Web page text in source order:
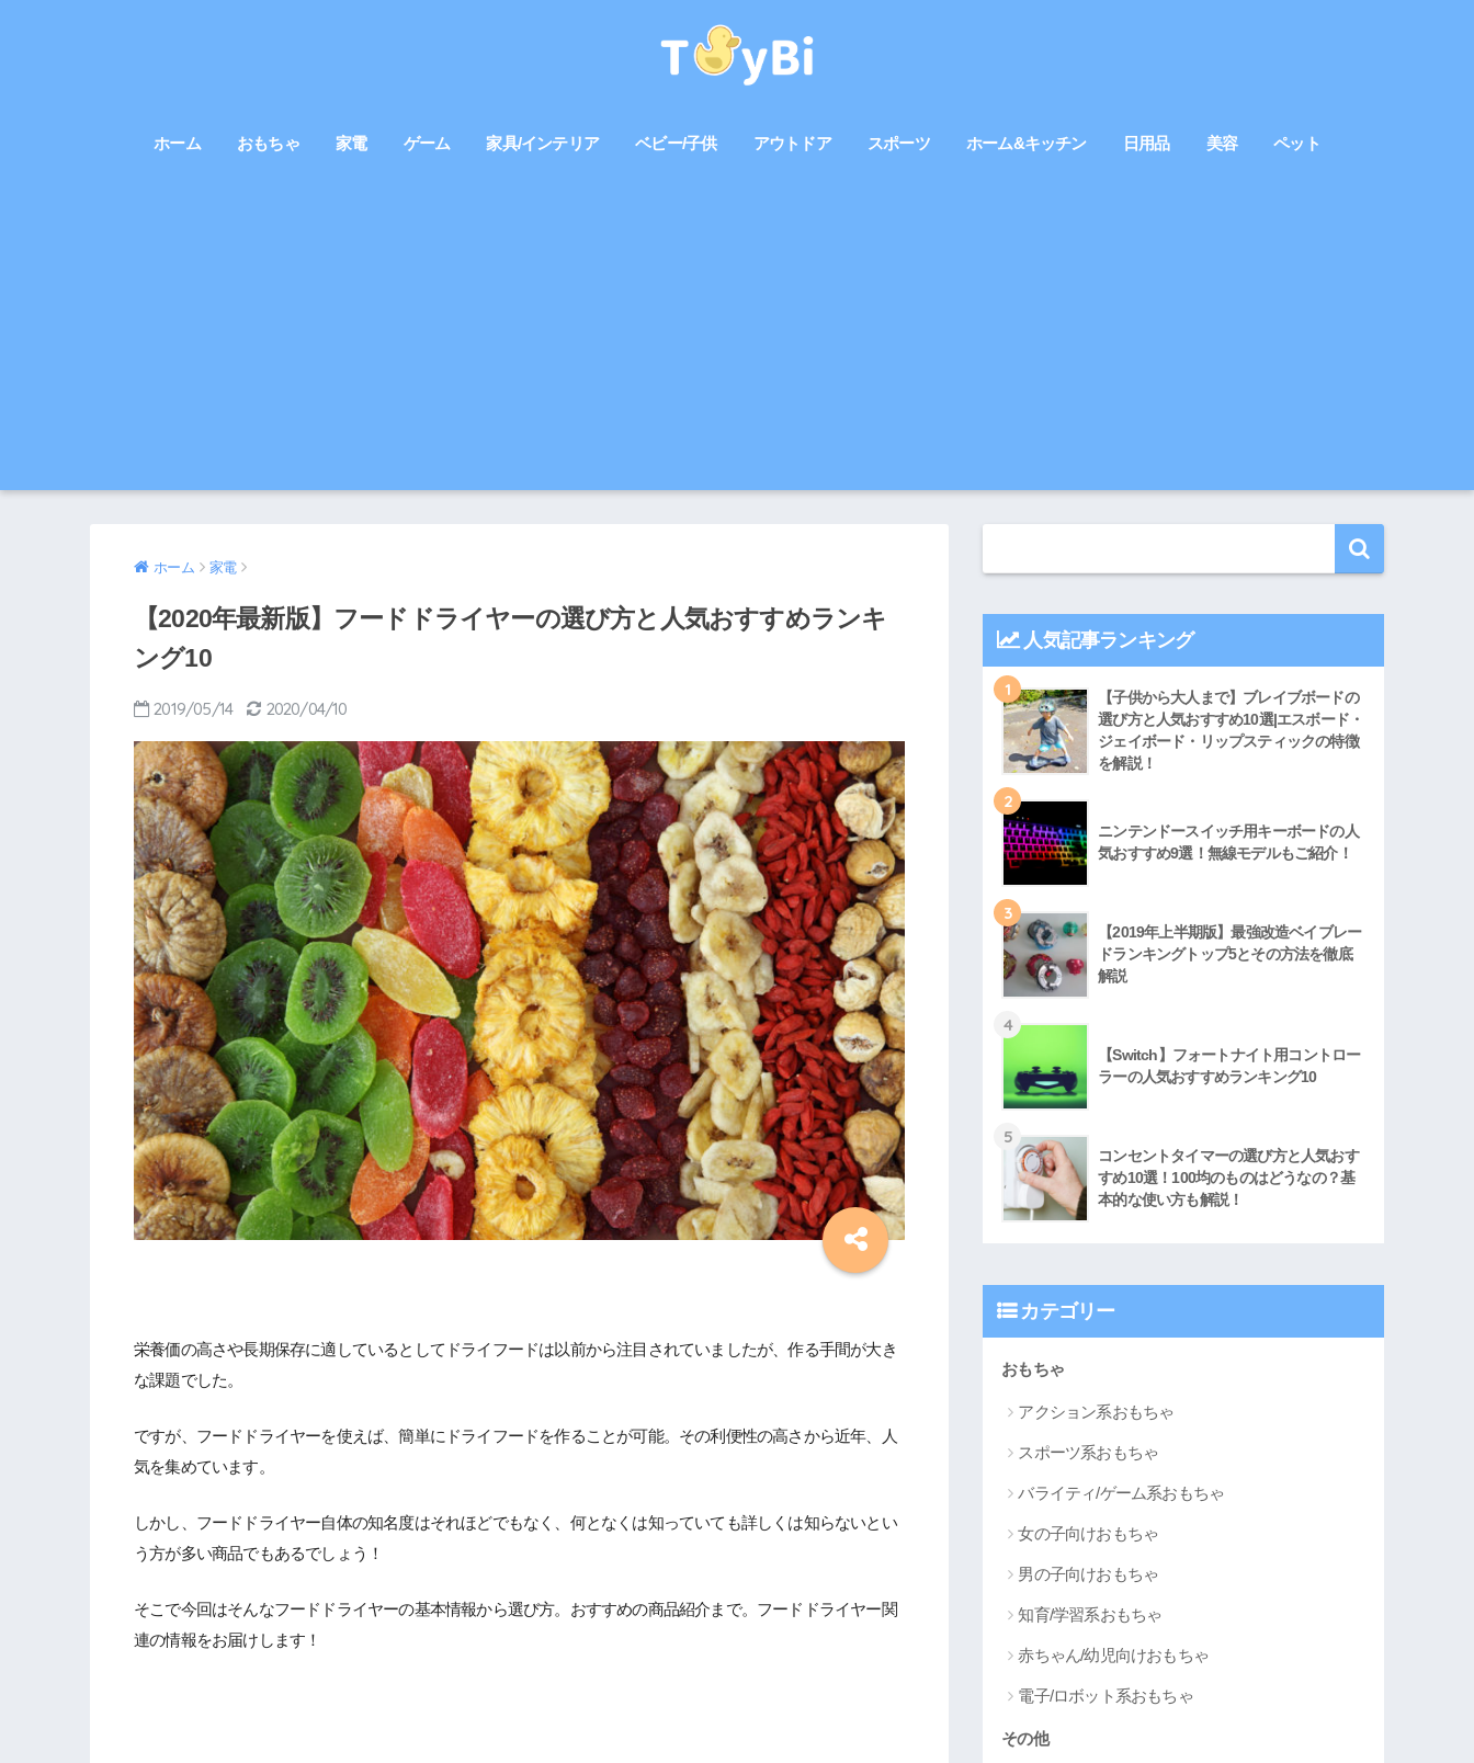
ホーム おもちゃ 家電 ゲーム 家具/インテリア ベビー/子供 アウトドア スポーツ ホーム&キッチン 日用品 美容 ペット
ホーム 家電
【2020年最新版】フードドライヤーの選び方と人気おすすめランキ
ング10
2019/05/14 2020/04/10
栄養価の高さや長期保存に適しているとしてドライフードは以前から注目されていましたが、作る手間が大き
な課題でした。
ですが、フードドライヤーを使えば、簡単にドライフードを作ることが可能。その利便性の高さから近年、人
気を集めています。
しかし、フードドライヤー自体の知名度はそれほどでもなく、何となくは知っていても詳しくは知らないとい
う方が多い商品でもあるでしょう！
そこで今回はそんなフードドライヤーの基本情報から選び方。おすすめの商品紹介まで。フードドライヤー関
連の情報をお届けします！
人気記事ランキング
1
【子供から大人まで】ブレイブボードの
選び方と人気おすすめ10選|エスボード・
ジェイボード・リップスティックの特徴
を解説！
2
ニンテンドースイッチ用キーボードの人
気おすすめ9選！無線モデルもご紹介！
3
【2019年上半期版】最強改造ベイブレー
ドランキングトップ5とその方法を徹底
解説
4
【Switch】フォートナイト用コントロー
ラーの人気おすすめランキング10
5
コンセントタイマーの選び方と人気おす
すめ10選！100均のものはどうなの？基
本的な使い方も解説！
カテゴリー
おもちゃ
アクション系おもちゃ
スポーツ系おもちゃ
バライティ/ゲーム系おもちゃ
女の子向けおもちゃ
男の子向けおもちゃ
知育/学習系おもちゃ
赤ちゃん/幼児向けおもちゃ
電子/ロボット系おもちゃ
その他